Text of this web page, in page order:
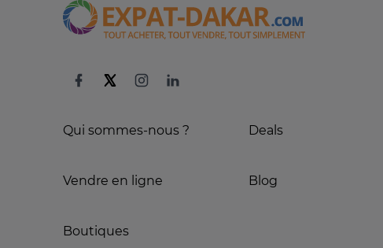
Qui sommes-nous ?
Vendre en ligne
Boutiques
Deals
Blog